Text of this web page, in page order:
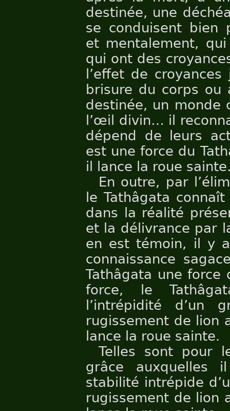
destinée, une
se conduisent bien
et mentalement,
qui ont des
l’effet de
brisure du corps ou
destinée, un monde
l’œil divin… il
dépend de leurs
est une force du
il lance la roue
En outre, par
le Tathâgata
dans la réalité
et la délivrance par
en est témoin, il y
connaissance
Tathâgata une force
force, le
l’intrépidité d’un
rugissement de lion
lance la roue sainte.
Telles sont pour
grâce auxquelles
stabilité intrépide
rugissement de lion